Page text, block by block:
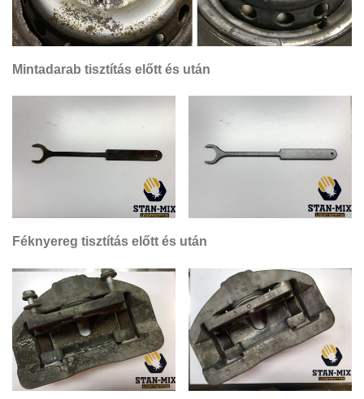
Mintadarab tisztítás előtt és után
Féknyereg tisztítás előtt és után